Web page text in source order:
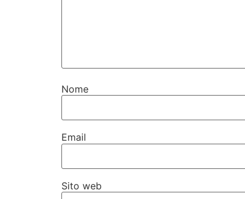
Nome
Email
Sito web